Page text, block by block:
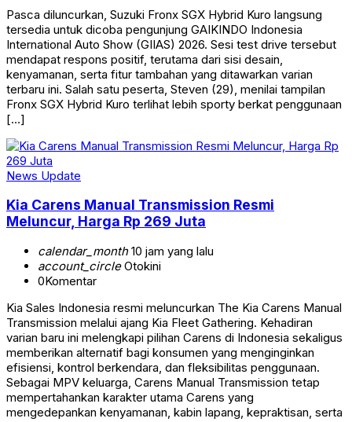
Pasca diluncurkan, Suzuki Fronx SGX Hybrid Kuro langsung
tersedia untuk dicoba pengunjung GAIKINDO Indonesia
International Auto Show (GIIAS) 2026. Sesi test drive tersebut
mendapat respons positif, terutama dari sisi desain,
kenyamanan, serta fitur tambahan yang ditawarkan varian
terbaru ini. Salah satu peserta, Steven (29), menilai tampilan
Fronx SGX Hybrid Kuro terlihat lebih sporty berkat penggunaan
[…]
News Update
Kia Carens Manual Transmission Resmi
Meluncur, Harga Rp 269 Juta
calendar_month10 jam yang lalu
account_circleOtokini
0Komentar
Kia Sales Indonesia resmi meluncurkan The Kia Carens Manual
Transmission melalui ajang Kia Fleet Gathering. Kehadiran
varian baru ini melengkapi pilihan Carens di Indonesia sekaligus
memberikan alternatif bagi konsumen yang menginginkan
efisiensi, kontrol berkendara, dan fleksibilitas penggunaan.
Sebagai MPV keluarga, Carens Manual Transmission tetap
mempertahankan karakter utama Carens yang
mengedepankan kenyamanan, kabin lapang, kepraktisan, serta